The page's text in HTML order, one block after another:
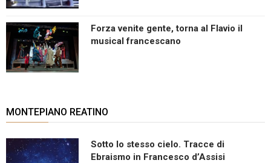
Forza venite gente, torna al Flavio il
musical francescano
MONTEPIANO REATINO
Sotto lo stesso cielo. Tracce di
Ebraismo in Francesco d’Assisi